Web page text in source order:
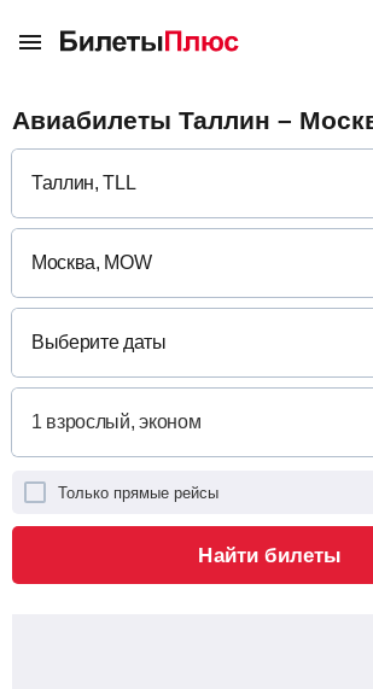
Авиабилеты Таллин –
Выберите даты
Только прямые рейсы
Найти билеты